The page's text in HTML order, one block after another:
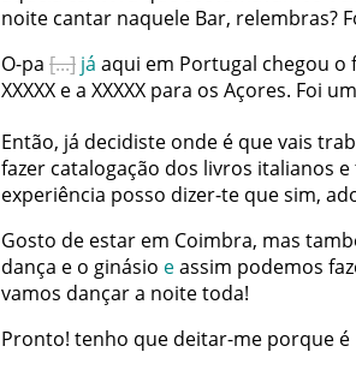
noite cantar naquele Bar, relembras?
O-pa
já aqui em Portugal chegou o
XXXXX ea XXXXX para os Açores. Foi um
Então, já decidiste onde é quevais
fazer catalogação dos livros italianos e
experiência posso dizer-te quesim,
Gosto de estar em Coimbra, mas
dança e o ginásio eassim podemos
vamos dançara noitetoda!
Pronto! tenho que deitar-me porque é